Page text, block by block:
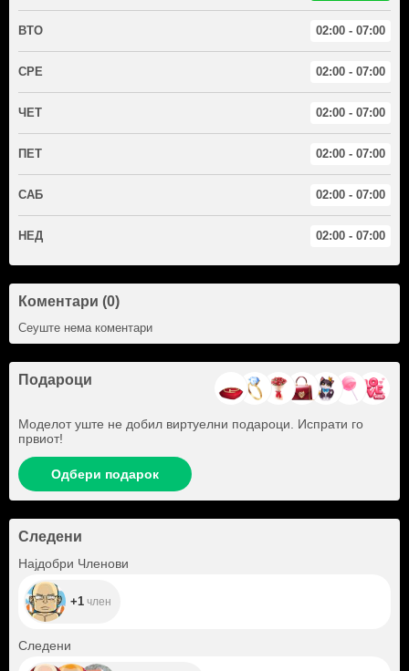
ВТО 02:00 - 07:00
СРЕ 02:00 - 07:00
ЧЕТ 02:00 - 07:00
ПЕТ 02:00 - 07:00
САБ 02:00 - 07:00
НЕД 02:00 - 07:00
Коментари (0)
Сеуште нема коментари
Подароци
Моделот уште не добил виртуелни подароци. Испрати го
првиот!
Одбери подарок
Следени
Најдобри Членови
+1
+1 член
Следени